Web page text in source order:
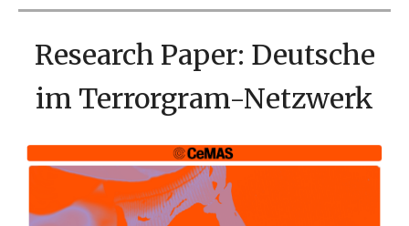
Research Paper: Deutsche
im Terrorgram-Netzwerk